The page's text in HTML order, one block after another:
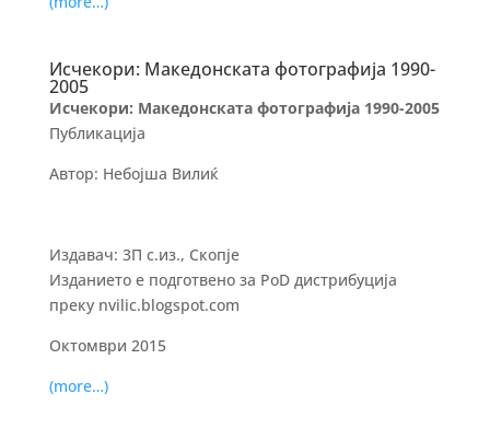
Исчекори: Македонската фотографија 1990-
2005
Исчекори: Македонската фотографија 1990-2005
Публикација
Автор: Небојша Вилиќ
Издавач: 3П с.из., Скопје
Изданието е подготвено за PoD дистрибуција
преку nvilic.blogspot.com
Октомври 2015
(more…)